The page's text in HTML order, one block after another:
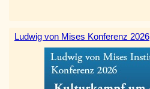
Ludwig von Mises Konferenz 2026